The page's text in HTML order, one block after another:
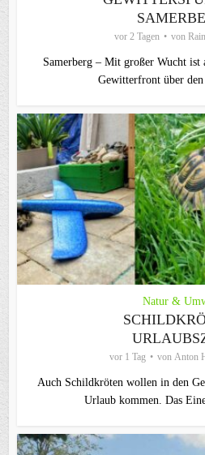
vor 2 Tagen von
Samerberg – Mit großer Wucht ist
Gewitterfront über den
Natur &
vor 1 Tag von Anton
Auch Schildkröten wollen in den
Urlaub kommen. Das